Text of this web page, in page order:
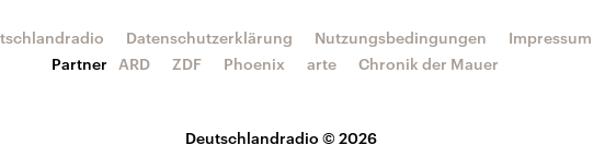
Deutschlandradio © 2026
Datenschutzerklärung Nutzungsbedingungen
Impressum
Partner
ARD ZDF Phoenix arte Chronik der Mauer